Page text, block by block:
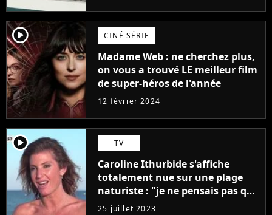
player2 CINÉ SÉRIE
Madame Web : ne cherchez plus,
on vous a trouvé LE meilleur film
de super-héros de l'année
12 février 2024
player2 TV
Caroline Ithurbide s'affiche
totalement nue sur une plage
naturiste : "je ne pensais pas que
j'arriverais à le faire..."
25 juillet 2023